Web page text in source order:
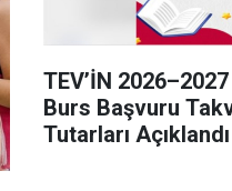
TEV’İN
Burs Başvuru Takvimi ve Burs
Tutarları Açıklandı